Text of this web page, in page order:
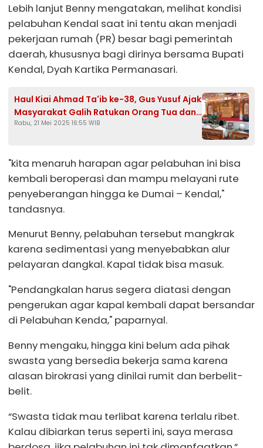
Lebih lanjut Benny mengatakan, melihat kondisi
pelabuhan Kendal saat ini tentu akan menjadi
pekerjaan rumah (PR) besar bagi pemerintah
daerah, khususnya bagi dirinya bersama Bupati
Kendal, Dyah Kartika Permanasari.
Haul Kiai Ahmad Ta'ib ke-38, Gus Yusuf Ajak
Masyarakat Galih Ratukan Orang Tua dan
Perbanyak Sedekah
Rabu, 21 Mei 2025 16:55 WIB
"kita menaruh harapan agar pelabuhan ini bisa
kembali beroperasi dan mampu melayani rute
penyeberangan hingga ke Dumai – Kendal,"
tandasnya.
Menurut Benny, pelabuhan tersebut mangkrak
karena sedimentasi yang menyebabkan alur
pelayaran dangkal. Kapal tidak bisa masuk.
"Pendangkalan harus segera diatasi dengan
pengerukan agar kapal kembali dapat bersandar
di Pelabuhan Kenda," paparnyal.
Benny mengaku, hingga kini belum ada pihak
swasta yang bersedia bekerja sama karena
alasan birokrasi yang dinilai rumit dan berbelit-
belit.
“Swasta tidak mau terlibat karena terlalu ribet.
Kalau dibiarkan terus seperti ini, saya merasa